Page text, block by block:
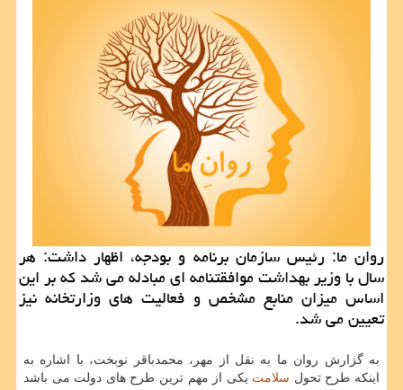
روان ما: رئیس سازمان برنامه و بودجه، اظهار داشت: هر
سال با وزیر بهداشت موافقتنامه ای مبادله می شد كه بر این
اساس میزان منابع مشخص و فعالیت های وزارتخانه نیز
تعیین می شد.
به گزارش روان ما به نقل از مهر، محمدباقر نوبخت، با اشاره به
اینكه طرح تحول سلامت یكی از مهم ترین طرح های دولت می باشد